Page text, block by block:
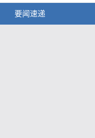
要闻速递